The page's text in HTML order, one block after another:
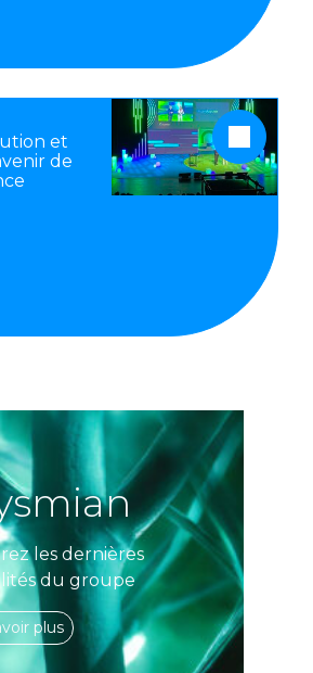
et
de
les dernières
du groupe
plus